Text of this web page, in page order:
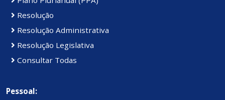
Resolução
Resolução Administrativa
Resolução Legislativa
Consultar Todas
Pessoal: